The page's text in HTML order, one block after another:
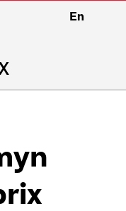
En